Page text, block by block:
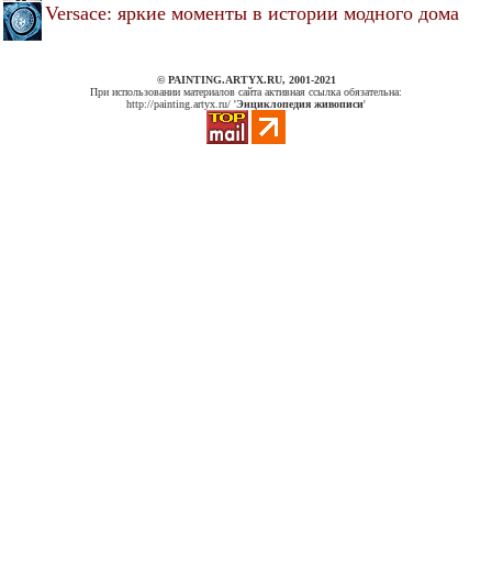
Versace: яркие моменты в истории модного дома
© PAINTING.ARTYX.RU, 2001-2021
При использовании материалов сайта активная ссылка обязательна:
http://painting.artyx.ru/ 'Энциклопедия живописи'